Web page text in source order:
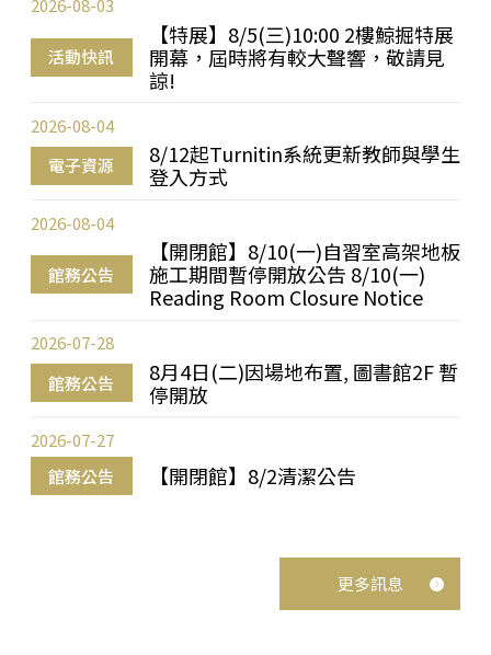
活動快訊
【特展】8/5(三)10:00 2樓鯨掘特展
開幕，屆時將有較大聲響，敬請見
諒!
2026-08-03
電子資源
8/12起Turnitin系統更新教師與學生
登入方式
2026-08-04
館務公告
【開閉館】8/10(一)自習室高架地板
施工期間暫停開放公告 8/10(一)
Reading Room Closure Notice
2026-08-04
館務公告
8月4日(二)因場地布置, 圖書館2F 暫
停開放
2026-07-28
館務公告 【開閉館】8/2清潔公告
2026-07-27
更多訊息